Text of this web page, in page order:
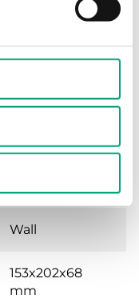
protection kit
Wall
153x202x68
mm